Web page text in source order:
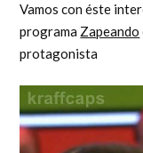
Vamos con éste
programa Zapeando
protagonista